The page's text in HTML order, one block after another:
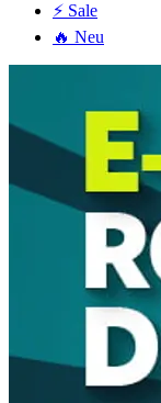
⚡ Sale
🔥 Neu